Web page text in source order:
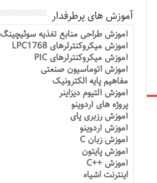
آموزش های پرطرفدار
آموزش طراحی منابع تغذیه سوئیچینگ
آموزش میکروکنترلرهای LPC1768
آموزش میکروکنترلرهای PIC
آموزش اتوماسیون صنعتی
مفاهیم پایه الکترونیک
آموزش آلتیوم دیزاینر
پروژه های آردوینو
آموزش رزبری پای
آموزش آردوینو
آموزش زبان C
آموزش پایتون
آموزش ++C
اینترنت اشیاء